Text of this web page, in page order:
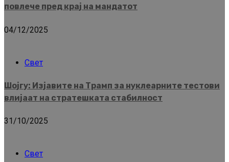
повлече пред крај на мандатот
04/12/2025
Свет
Шојгу: Изјавите на Трамп за нуклеарните тестови
влијаат на стратешката стабилност
31/10/2025
Свет